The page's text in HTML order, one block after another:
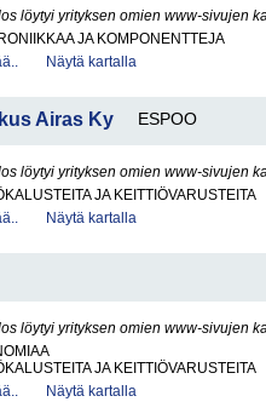
löytyi yrityksen omien www-sivujen
JA KOMPONENTTEJA
Näytä kartalla
Airas Ky ESPOO
löytyi yrityksen omien www-sivujen
JA KEITTIÖVARUSTEITA
Näytä kartalla
löytyi yrityksen omien www-sivujen
JA KEITTIÖVARUSTEITA
Näytä kartalla